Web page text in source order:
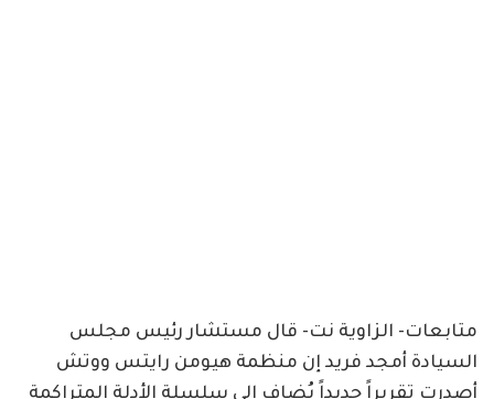
متابعات- الزاوية نت- قال مستشار رئيس مجلس
السيادة أمجد فريد إن منظمة هيومن رايتس ووتش
أصدرت تقريراً جديداً يُضاف إلى سلسلة الأدلة المتراكمة